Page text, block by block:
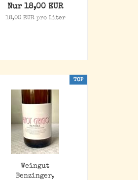
Nur 18,00 EUR
18,00 EUR pro Liter
TOP
Weingut
Benzinger,